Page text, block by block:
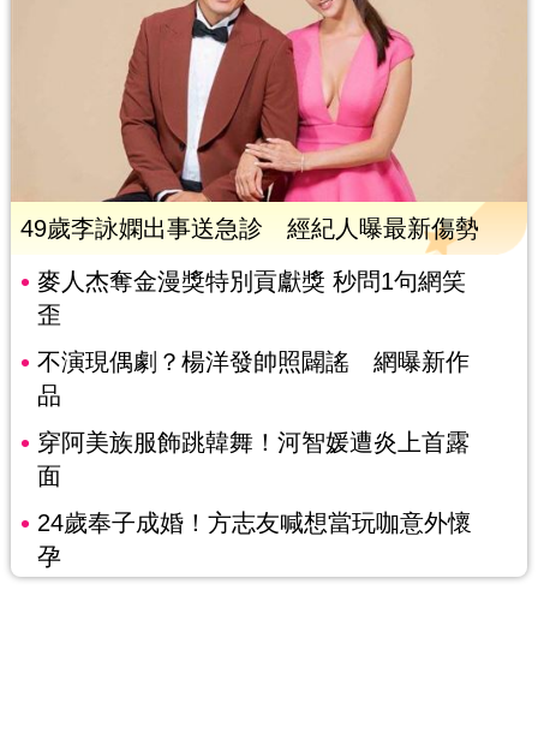
49歲李詠嫻出事送急診 經紀人曝最新傷勢
麥人杰奪金漫獎特別貢獻獎 秒問1句網笑
歪
不演現偶劇？楊洋發帥照闢謠 網曝新作
品
穿阿美族服飾跳韓舞！河智媛遭炎上首露
面
24歲奉子成婚！方志友喊想當玩咖意外懷
孕